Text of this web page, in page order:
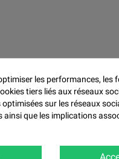
homogènes.
les performances, les
tiers liés aux réseaux
sur les réseaux
que les implications